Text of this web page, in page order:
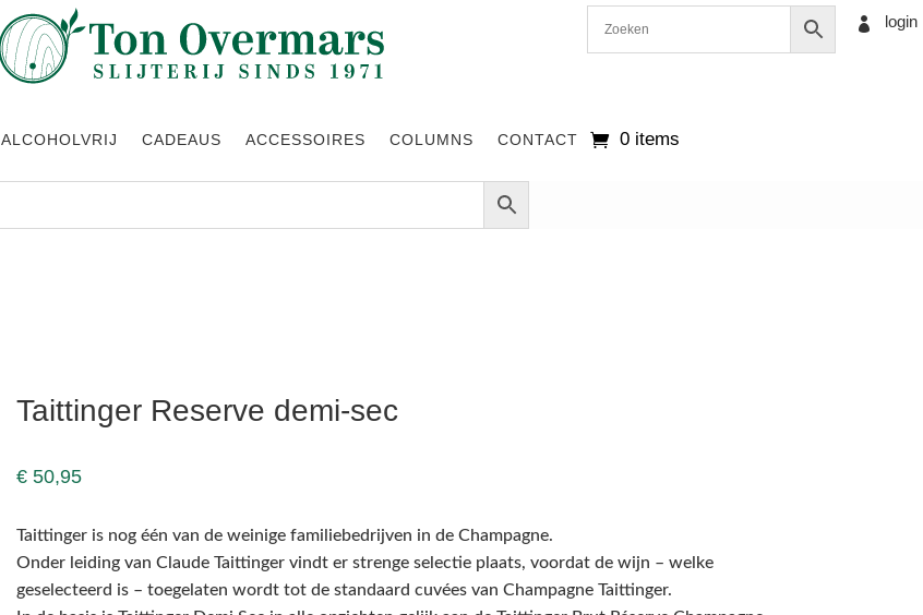
ALCOHOLVRIJ CADEAUS ACCESSOIRES COLUMNS CONTACT 0 items
 login
Taittinger Reserve demi-sec
€50,95
Taittinger is nog één van de weinige familiebedrijven in de Champagne.
Onder leiding van Claude Taittinger vindt er strenge selectie plaats, voordat de wijn – welke
geselecteerd is – toegelaten wordt tot de standaard cuvées van Champagne Taittinger.